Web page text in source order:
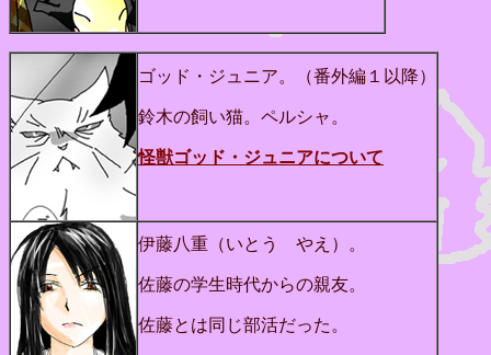
ゴッド・ジュニア。（番外編１以降）
鈴木の飼い猫。ペルシャ。
怪獣ゴッド・ジュニアについて
伊藤八重（いとう やえ）。
佐藤の学生時代からの親友。
佐藤とは同じ部活だった。